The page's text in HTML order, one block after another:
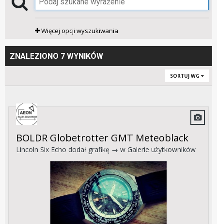
Więcej opcji wyszukiwania
ZNALEZIONO 7 WYNIKÓW
SORTUJ WG
BOLDR Globetrotter GMT Meteoblack
Lincoln Six Echo dodał grafikę → w Galerie użytkowników